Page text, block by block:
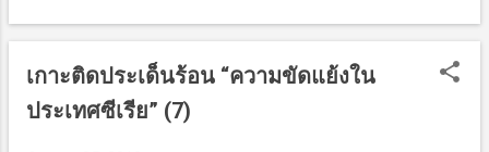
กระทรวงการต่างประเทศเห็นว่าจากหลักฐาน
ล่าสุด : (อัพเดท 28 ส.ค. 17.30 น.) นาย
เดวิด คาเมรอน นายกรัฐมนตรีอังกฤษกล่าว
ว่าการโจมตีจะต้องทำอย่างเจาะจงเป้าหมาย
เกาะติดประเด็นร้อน “ความขัดแย้งใน
ประเทศซีเรีย” (7)